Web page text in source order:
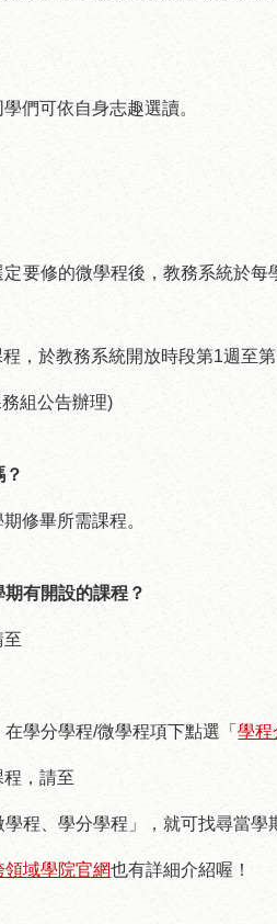
們可依自身志趣選讀。
要修的微學程後，教務系統於每
，於教務系統開放時段第1週至第
組公告辦理)
修畢所需課程。
有開設的課程？
至
在學分學程/微學程項下點選「學程
，請至
學程、學分學程」，就可找尋當
領域學院官網也有詳細介紹喔！